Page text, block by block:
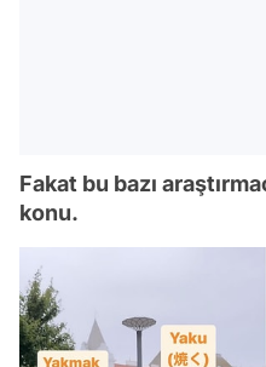
Fakat bu bazı
konu.